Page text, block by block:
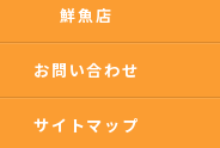
鮮魚店
お問い合わせ
サイトマップ